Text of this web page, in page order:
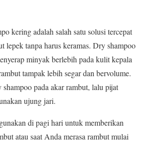
kering adalah salah satu solusi tercepat
lepek tanpa harus keramas. Dry shampoo
minyak berlebih pada kulit kepala
tampak lebih segar dan bervolume.
pada akar rambut, lalu pijat
ujung jari.
di pagi hari untuk memberikan
atau saat Anda merasa rambut mulai